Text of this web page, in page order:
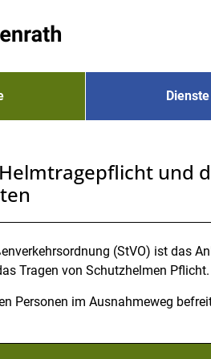
und
(StVO) ist das
Tragen von Schutzhelmen Pflicht.
Personen im Ausnahmeweg